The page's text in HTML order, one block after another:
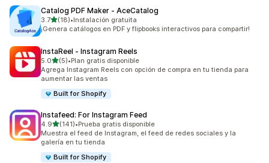
Catalog PDF Maker ‑ AceCatalog
3.7de 5 estrellas
(18)
18 reseñas en total
•Instalación gratuita
¡Genera catálogos en PDF y flipbooks interactivos para compartir!
InstaReel ‑ Instagram Reels
5.0de 5 estrellas
(5)
5 reseñas en total
•Plan gratis disponible
Agrega Instagram Reels con opción de compra en tu tienda para
aumentar las ventas
Built for Shopify
Instafeed: For Instagram Feed
4.9de 5 estrellas
(141)
141 reseñas en total
•Prueba gratis disponible
Muestra el feed de Instagram, el feed de redes sociales y la
galería en tu tienda
Built for Shopify